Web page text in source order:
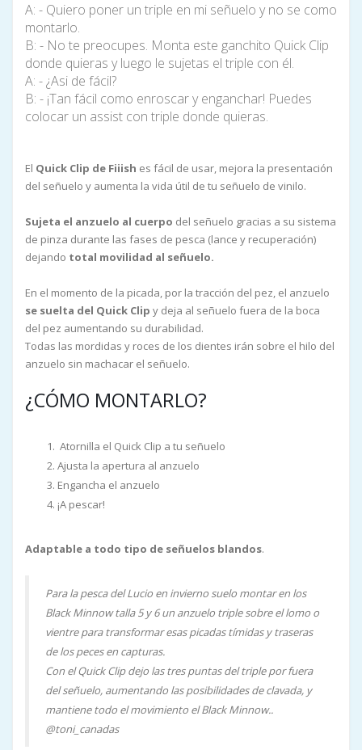
A: - Quiero poner un triple en mi señuelo y no se como
montarlo.
B: - No te preocupes. Monta este ganchito Quick Clip
donde quieras y luego le sujetas el triple con él.
A: - ¿Asi de fácil?
B: - ¡Tan fácil como enroscar y enganchar! Puedes
colocar un assist con triple donde quieras.
El Quick Clip de Fiiish es fácil de usar, mejora la presentación
del señuelo y aumenta la vida útil de tu señuelo de vinilo.
Sujeta el anzuelo al cuerpo del señuelo gracias a su sistema
de pinza durante las fases de pesca (lance y recuperación)
dejando total movilidad al señuelo.
En el momento de la picada, por la tracción del pez, el anzuelo
se suelta del Quick Clip y deja al señuelo fuera de la boca
del pez aumentando su durabilidad.
Todas las mordidas y roces de los dientes irán sobre el hilo del
anzuelo sin machacar el señuelo.
¿CÓMO MONTARLO?
Atornilla el Quick Clip a tu señuelo
Ajusta la apertura al anzuelo
Engancha el anzuelo
¡A pescar!
Adaptable a todo tipo de señuelos blandos.
Para la pesca del Lucio en invierno suelo montar en los
Black Minnow talla 5 y 6 un anzuelo triple sobre el lomo o
vientre para transformar esas picadas tímidas y traseras
de los peces en capturas.
Con el Quick Clip dejo las tres puntas del triple por fuera
del señuelo, aumentando las posibilidades de clavada, y
mantiene todo el movimiento el Black Minnow..
@toni_canadas